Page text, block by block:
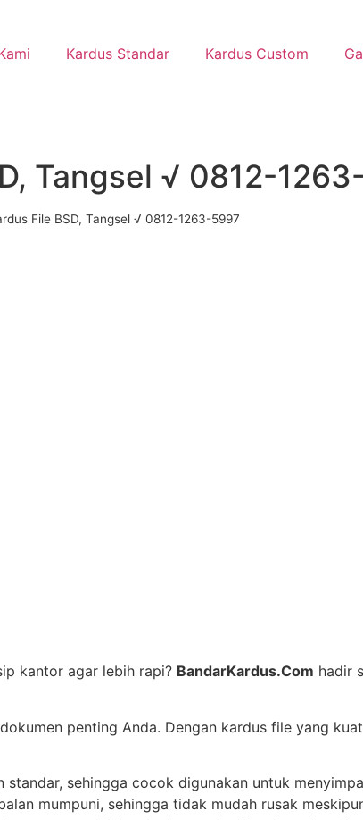
Kardus Standar Kardus Custom
Tangsel √ 0812-
File BSD, Tangsel √ 0812-1263-5997
kantor agar lebih rapi? BandarKardus.Com hadir
penting Anda. Dengan kardus file yang
sehingga cocok digunakan untuk
mumpuni, sehingga tidak mudah rusak